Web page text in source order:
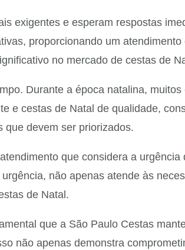
exigentes e esperam respostas
proporcionando um
no mercado de cestas de
Durante a época natalina,
e cestas de Natal de qualidade,
que devem ser priorizados.
que considera a urgência
não apenas atende às
de Natal.
que a São Paulo Cestas
não apenas demonstra